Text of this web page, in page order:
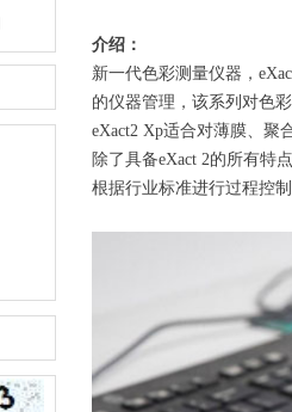
介绍：
新一代色彩测量仪器，
的仪器管理，该系列对色
eXact2 Xp适合对薄膜、聚
除了具备eXact 2的所有特
根据行业标准进行过程控